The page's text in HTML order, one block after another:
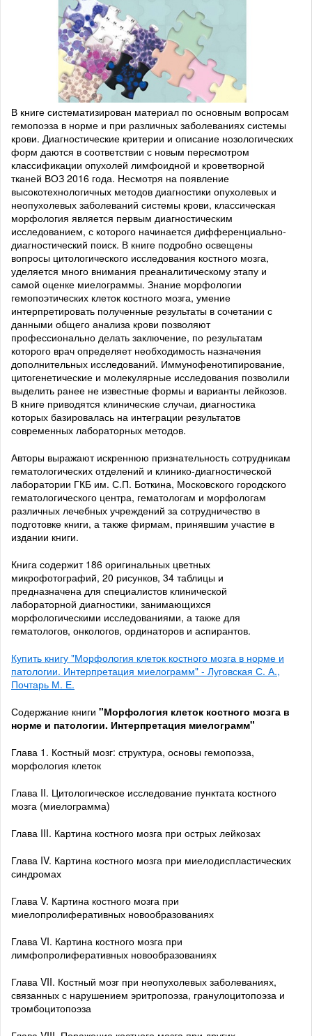
В книге систематизирован материал по основным вопросам
гемопоэза в норме и при различных заболеваниях системы
крови. Диагностические критерии и описание нозологических
форм даются в соответствии с новым пересмотром
классификации опухолей лимфоидной и кроветворной
тканей ВОЗ 2016 года. Несмотря на появление
высокотехнологичных методов диагностики опухолевых и
неопухолевых заболеваний системы крови, классическая
морфология является первым диагностическим
исследованием, с которого начинается дифференциально-
диагностический поиск. В книге подробно освещены
вопросы цитологического исследования костного мозга,
уделяется много внимания преаналитическому этапу и
самой оценке миелограммы. Знание морфологии
гемопоэтических клеток костного мозга, умение
интерпретировать полученные результаты в сочетании с
данными общего анализа крови позволяют
профессионально делать заключение, по результатам
которого врач определяет необходимость назначения
дополнительных исследований. Иммунофенотипирование,
цитогенетические и молекулярные исследования позволили
выделить ранее не известные формы и варианты лейкозов.
В книге приводятся клинические случаи, диагностика
которых базировалась на интеграции результатов
современных лабораторных методов.
Авторы выражают искреннюю признательность сотрудникам
гематологических отделений и клинико-диагностической
лаборатории ГКБ им. С.П. Боткина, Московского городского
гематологического центра, гематологам и морфологам
различных лечебных учреждений за сотрудничество в
подготовке книги, а также фирмам, принявшим участие в
издании книги.
Книга содержит 186 оригинальных цветных
микрофотографий, 20 рисунков, 34 таблицы и
предназначена для специалистов клинической
лабораторной диагностики, занимающихся
морфологическими исследованиями, а также для
гематологов, онкологов, ординаторов и аспирантов.
Купить книгу "Морфология клеток костного мозга в норме и
патологии. Интерпретация миелограмм" - Луговская С. А.,
Почтарь М. Е.
Содержание книги "Морфология клеток костного мозга в
норме и патологии. Интерпретация миелограмм"
Глава 1. Костный мозг: структура, основы гемопоэза,
морфология клеток
Глава II. Цитологическое исследование пунктата костного
мозга (миелограмма)
Глава III. Картина костного мозга при острых лейкозах
Глава IV. Картина костного мозга при миелодиспластических
синдромах
Глава V. Картина костного мозга при
миелопролиферативных новообразованиях
Глава VI. Картина костного мозга при
лимфопролиферативных новообразованиях
Глава VII. Костный мозг при неопухолевых заболеваниях,
связанных с нарушением эритропоэза, гранулоцитопоэза и
тромбоцитопоэза